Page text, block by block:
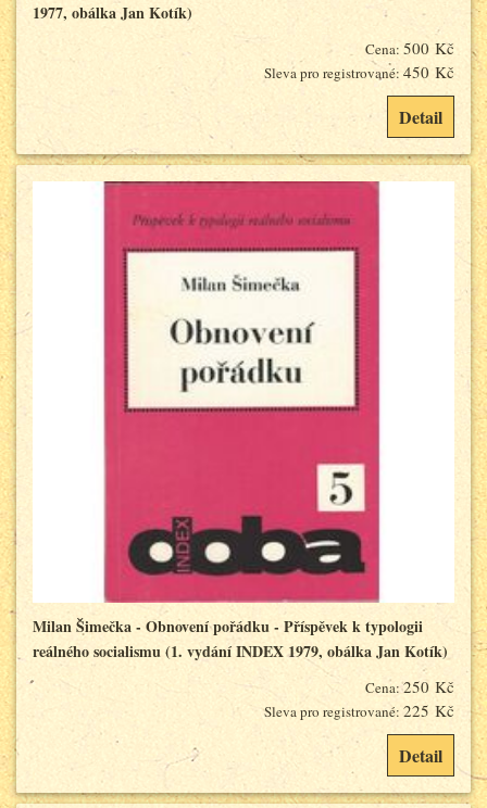
1977, obálka Jan Kotík)
Cena: 500 Kč
Sleva pro registrované: 450 Kč
Detail
Milan Šimečka - Obnovení pořádku - Příspěvek k typologii
reálného socialismu (1. vydání INDEX 1979, obálka Jan Kotík)
Cena:250 Kč
Sleva pro registrované: 225 Kč
Detail